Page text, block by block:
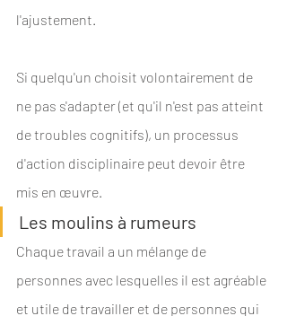
l'ajustement.
Si quelqu'un choisit volontairement de
ne pas s'adapter (et qu'il n'est pas atteint
de troubles cognitifs), un processus
d'action disciplinaire peut devoir être
mis en œuvre.
Les moulins à rumeurs
Chaque travail a un mélange de
personnes avec lesquelles il est agréable
et utile de travailler et de personnes qui